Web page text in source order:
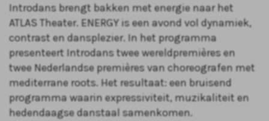
Introdans brengt bakken met energie naar het
ATLAS Theater. ENERGY is een avond vol dynamiek,
contrast en dansplezier. In het programma
presenteert Introdans twee wereldpremières en
twee Nederlandse premières van choreografen met
mediterrane roots. Het resultaat: een bruisend
programma waarin expressiviteit, muzikaliteit en
hedendaagse danstaal samenkomen.